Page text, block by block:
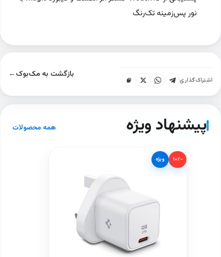
نور پس‌زمینه تک‌رنگ
اشتراک‌گذاری
بازگشت به مک‌بوک←
پیشنهاد ویژه همه محصولات
−۱۰٪ ویژه